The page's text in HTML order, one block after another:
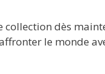
dès
le monde